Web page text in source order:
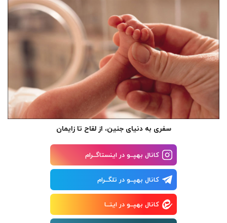
سفری به دنیای جنین، از لقاح تا زایمان
کانال بهپــو در اینستاگــرام
کانال بهپــو در تلگــرام
کانال بهپــو در ایتــا